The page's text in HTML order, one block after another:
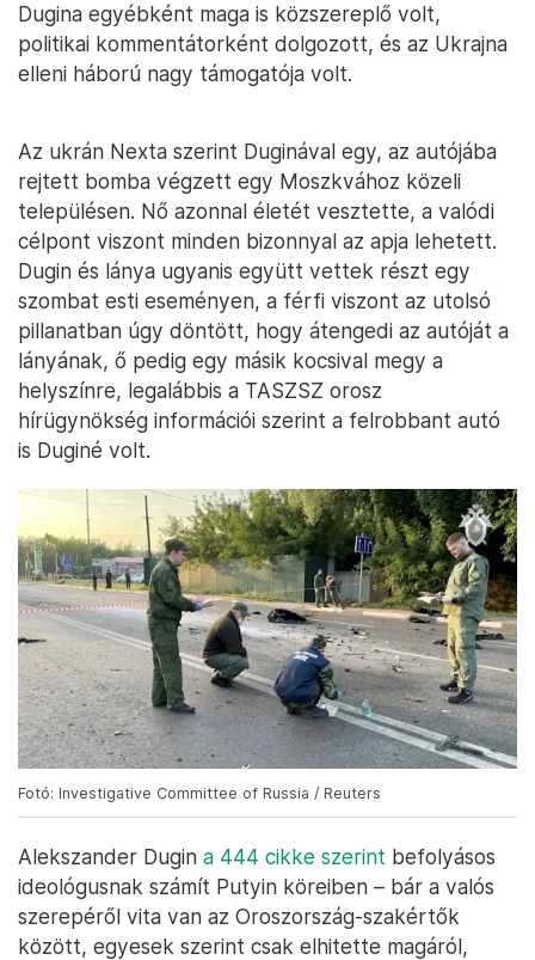
Dugina egyébként maga is közszereplő volt,
politikai kommentátorként dolgozott, és az Ukrajna
elleni háború nagy támogatója volt.
Az ukrán Nexta szerint Duginával egy, az autójába
rejtett bomba végzett egy Moszkvához közeli
településen. Nő azonnal életét vesztette, a valódi
célpont viszont minden bizonnyal az apja lehetett.
Dugin és lánya ugyanis együtt vettek részt egy
szombat esti eseményen, a férfi viszont az utolsó
pillanatban úgy döntött, hogy átengedi az autóját a
lányának, ő pedig egy másik kocsival megy a
helyszínre, legalábbis a TASZSZ orosz
hírügynökség információi szerint a felrobbant autó
is Duginé volt.
Fotó: Investigative Committee of Russia / Reuters
Alekszander Dugin a 444 cikke szerint befolyásos
ideológusnak számít Putyin köreiben – bár a valós
szerepéről vita van az Oroszország-szakértők
között, egyesek szerint csak elhitette magáról,